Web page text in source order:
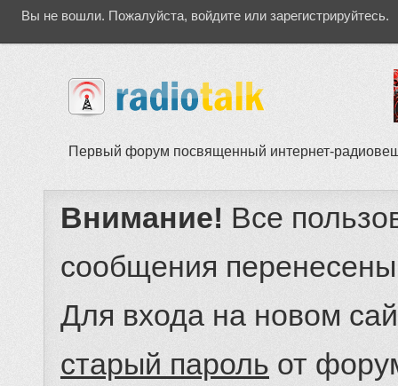
Вы не вошли. Пожалуйста, войдите или зарегистрируйтесь.
Первый форум посвященный интернет-
Внимание! Все
сообщения
Для входа на новом
старый пароль от